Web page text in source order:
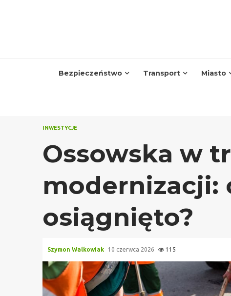
Bezpieczeństwo Transport Miasto
INWESTYCJE
Ossowska w
modernizacji:
osiągnięto?
Szymon Walkowiak 10 czerwca 2026 115